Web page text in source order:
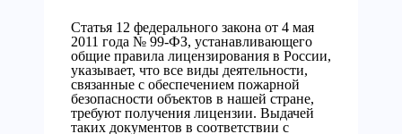
Статья 12 федерального закона от 4 мая
2011 года № 99-ФЗ, устанавливающего
общие правила лицензирования в России,
указывает, что все виды деятельности,
связанные с обеспечением пожарной
безопасности объектов в нашей стране,
требуют получения лицензии. Выдачей
таких документов в соответствии с